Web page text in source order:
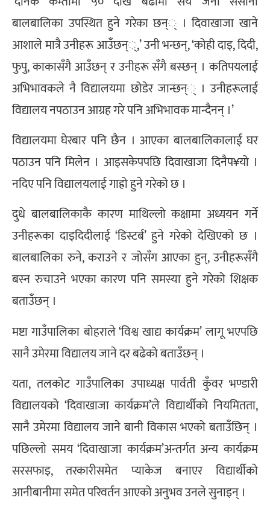
बालबालिका उपस्थित हुने गरेका छन्् । दिवाखाजा खाने
आशाले मात्रै उनीहरू आउँछन््,’ उनी भन्छन्, ‘कोही दाइ, दिदी,
फुपु, काकासँगै आउँछन् र उनीहरू सँगै बस्छन् । कतिपयलाई
अभिभावकले नै विद्यालयमा छोडेर जान्छन्् । उनीहरूलाई
विद्यालय नपठाउन आग्रह गरे पनि अभिभावक मान्दैनन् ।’
विद्यालयमा घेरबार पनि छैन । आएका बालबालिकालाई घर
पठाउन पनि मिलेन । आइसकेपपछि दिवाखाजा दिनैप¥यो ।
नदिए पनि विद्यालयलाई गाह्रो हुने गरेको छ ।
दुधे बालबालिकाकै कारण माथिल्लो कक्षामा अध्ययन गर्ने
उनीहरूका दाइदिदीलाई ‘डिस्टर्ब’ हुने गरेको देखिएको छ ।
बालबालिका रुने, कराउने र जोसँग आएका हुन्, उनीहरूसँगै
बस्न रुचाउने भएका कारण पनि समस्या हुने गरेको शिक्षक
बताउँछन् ।
मष्टा गाउँपालिका बोहराले ‘विश्व खाद्य कार्यक्रम’ लागू भएपछि
सानै उमेरमा विद्यालय जाने दर बढेको बताउँछन् ।
यता, तलकोट गाउँपालिका उपाध्यक्ष पार्वती कुँवर भण्डारी
विद्यालयको ‘दिवाखाजा कार्यक्रम’ले विद्यार्थीको नियमितता,
सानै उमेरमा विद्यालय जाने बानी विकास भएको बताउँछिन् ।
पछिल्लो समय ‘दिवाखाजा कार्यक्रम’अन्तर्गत अन्य कार्यक्रम
सरसफाइ, तरकारीसमेत प्याकेज बनाएर विद्यार्थीको
आनीबानीमा समेत परिवर्तन आएको अनुभव उनले सुनाइन् ।